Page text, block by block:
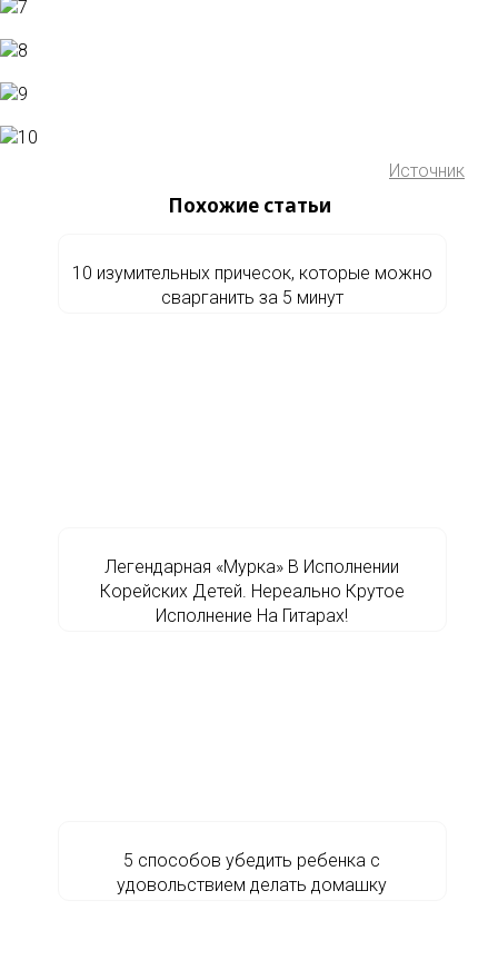
Источник
Похожие статьи
10 изумительных причесок, которые можно
сварганить за 5 минут
Легендарная «Мурка» В Исполнении
Корейских Детей. Нереально Крутое
Исполнение На Гитарах!
5 способов убедить ребенка с
удовольствием делать домашку